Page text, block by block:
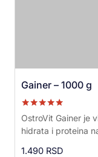
Gainer – 1000 g
Ocenjeno sa
5.00
od 5
OstroVit Gainer je
hidrata i proteina
1.490 RSD